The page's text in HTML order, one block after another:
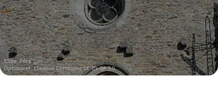
Kilde:Père Igor
Ophavsret:Creative Commons CC BY-SA 3.0